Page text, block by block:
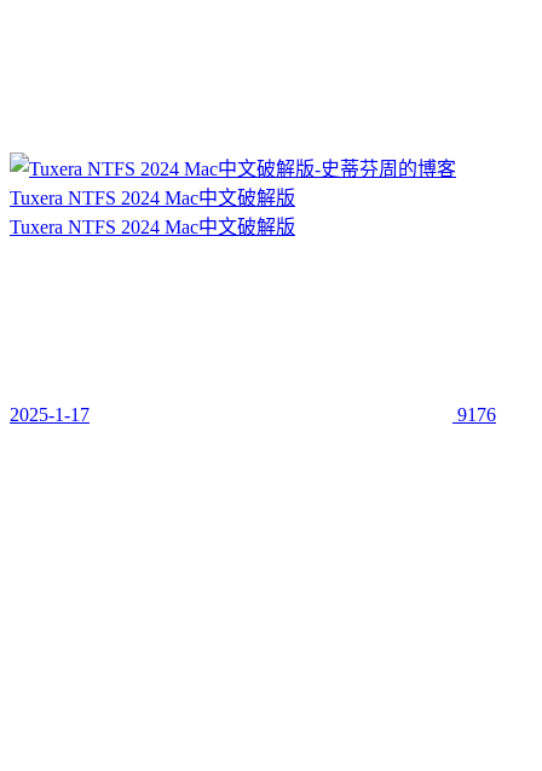
Tuxera NTFS 2024 Mac中文破解版
Tuxera NTFS 2024 Mac中文破解版
2025-1-17 9176